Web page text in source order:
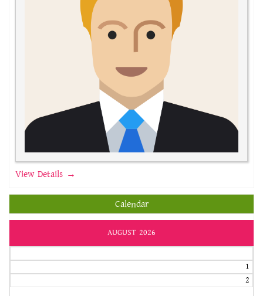
View Details →
Calendar
AUGUST 2026
1
2